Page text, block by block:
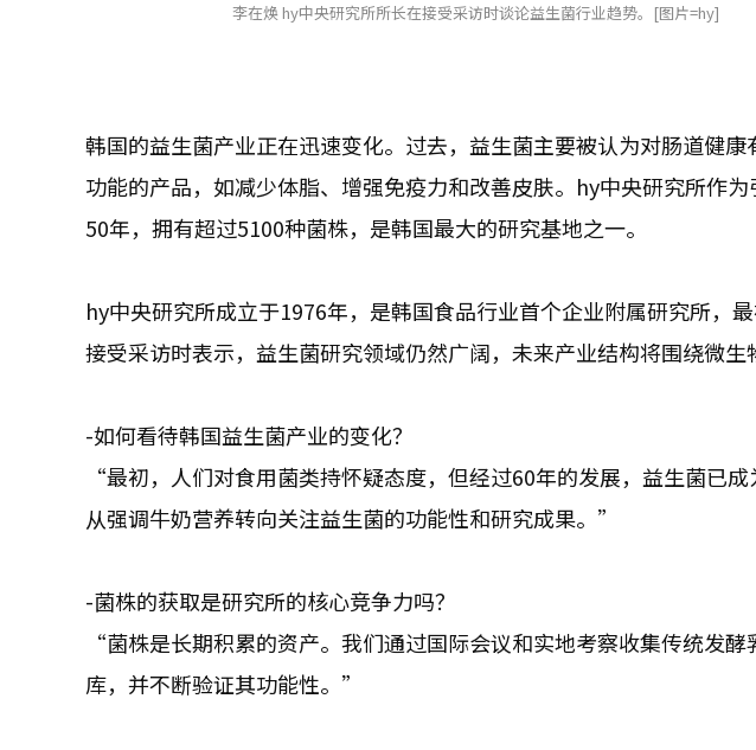
李在焕 hy中央研究所所长在接受采访时谈论益生菌行业趋势。[图片=hy]
韩国的益生菌产业正在迅速变化。过去，益生菌主要被认为对肠道健
功能的产品，如减少体脂、增强免疫力和改善皮肤。hy中央研究所作
50年，拥有超过5100种菌株，是韩国最大的研究基地之一。
hy中央研究所成立于1976年，是韩国食品行业首个企业附属研究所，
接受采访时表示，益生菌研究领域仍然广阔，未来产业结构将围绕微生
-如何看待韩国益生菌产业的变化？
“最初，人们对食用菌类持怀疑态度，但经过60年的发展，益生菌已
从强调牛奶营养转向关注益生菌的功能性和研究成果。”
-菌株的获取是研究所的核心竞争力吗？
“菌株是长期积累的资产。我们通过国际会议和实地考察收集传统发
库，并不断验证其功能性。”